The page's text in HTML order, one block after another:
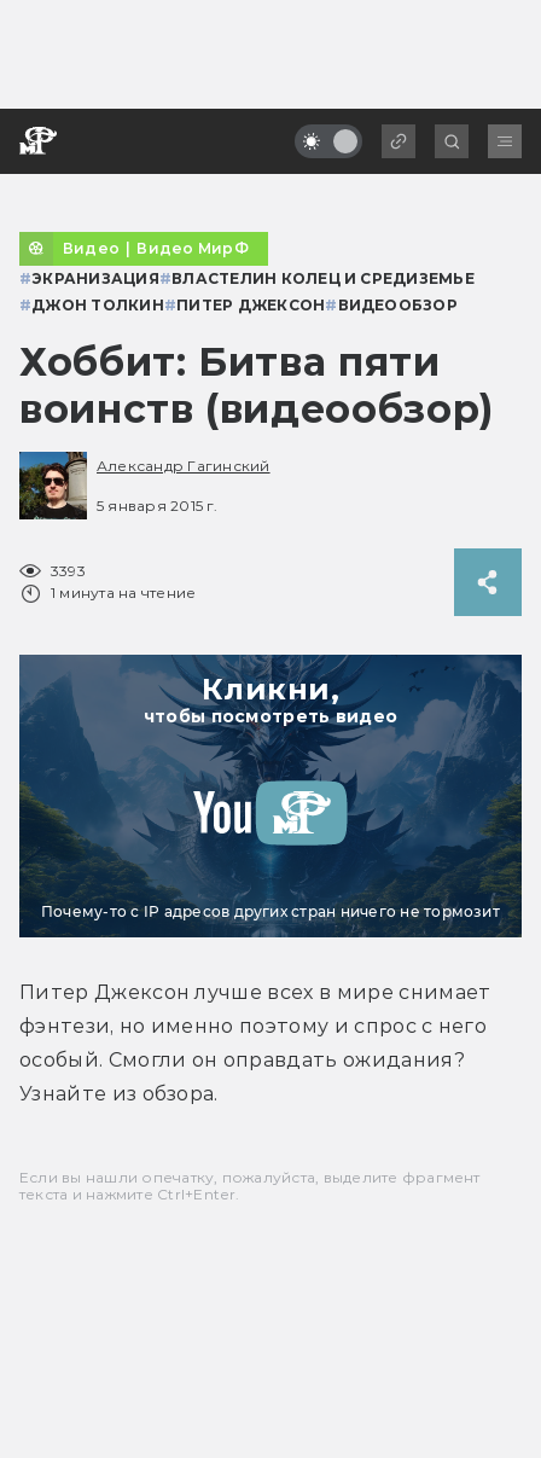
Видео | Видео МирФ
#ЭКРАНИЗАЦИЯ#ВЛАСТЕЛИН КОЛЕЦ И СРЕДИЗЕМЬЕ
#ДЖОН ТОЛКИН#ПИТЕР ДЖЕКСОН# ВИДЕООБЗОР
Хоббит: Битва пяти
воинств (видеообзор)
Александр Гагинский
5 января 2015 г.
3393
1 минута на чтение
Кликни,
чтобы посмотреть видео
Почему-то с IP адресов других стран ничего не тормозит
Питер Джексон лучше всех в мире снимает
фэнтези, но именно поэтому и спрос с него
особый. Смогли он оправдать ожидания?
Узнайте из обзора.
Если вы нашли опечатку, пожалуйста, выделите фрагмент
текста и нажмите Ctrl+Enter.